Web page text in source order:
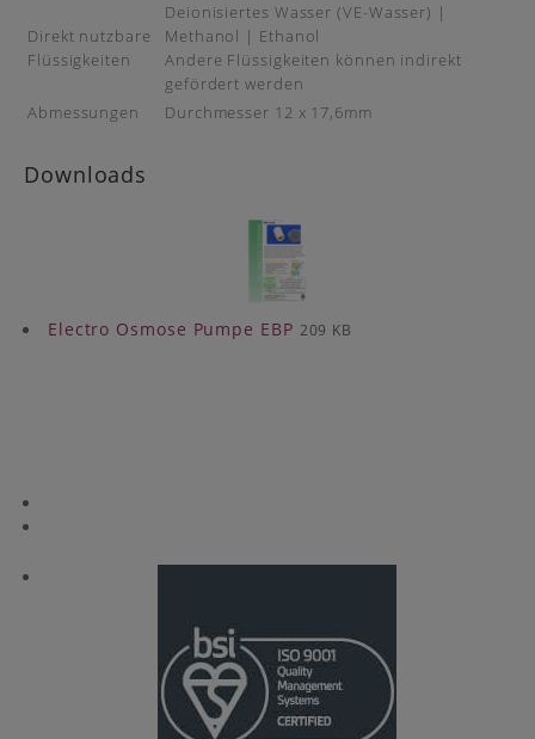
Direkt nutzbare
Flüssigkeiten
Deionisiertes Wasser (VE-Wasser) |
Methanol | Ethanol
Andere Flüssigkeiten können indirekt
gefördert werden
Abmessungen
Durchmesser 12 x 17,6mm
Downloads
Electro Osmose Pumpe EBP 209 KB